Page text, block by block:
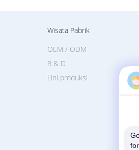
Wisata Pabrik
Lini produksi
OEM / ODM
R & D